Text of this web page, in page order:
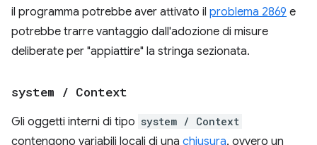
il programma potrebbe aver attivato il problema 2869 e
potrebbe trarre vantaggio dall'adozione di misure
deliberate per "appiattire" la stringa sezionata.
system / Context
Gli oggetti interni di tipo system / Context
contengono variabili locali di una chiusura, ovvero un